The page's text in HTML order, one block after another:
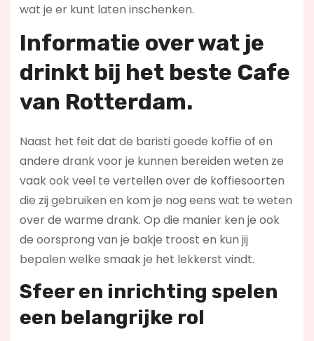
wat je er kunt laten inschenken.
Informatie over wat je
drinkt bij het beste Cafe
van Rotterdam.
Naast het feit dat de baristi goede koffie of en
andere drank voor je kunnen bereiden weten ze
vaak ook veel te vertellen over de koffiesoorten
die zij gebruiken en kom je nog eens wat te weten
over de warme drank. Op die manier ken je ook
de oorsprong van je bakje troost en kun jij
bepalen welke smaak je het lekkerst vindt.
Sfeer en inrichting spelen
een belangrijke rol